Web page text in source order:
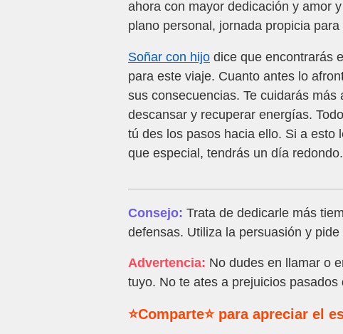
ahora con mayor dedicación y amor
plano personal, jornada propicia
Soñar con hijo dice que encontrarás
para este viaje. Cuanto antes lo
sus consecuencias. Te cuidarás
descansar y recuperar energías.
tú des los pasos hacia ello. Si a esto
que especial, tendrás un día redondo.
Consejo: Trata de dedicarle más
defensas. Utiliza la persuasión y
Advertencia: No dudes en llamar o
tuyo. No te ates a prejuicios
⭐Comparte⭐ para apreciar el